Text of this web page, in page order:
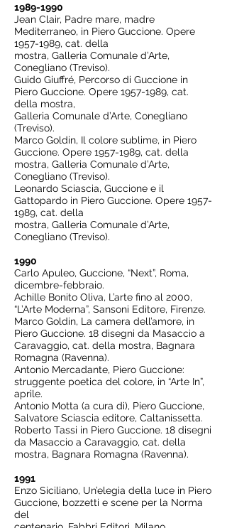
1989-1990
Jean Clair, Padre mare, madre
Mediterraneo, in Piero Guccione. Opere
1957-1989, cat. della
mostra, Galleria Comunale d’Arte,
Conegliano (Treviso).
Guido Giuffré, Percorso di Guccione in
Piero Guccione. Opere 1957-1989, cat.
della mostra,
Galleria Comunale d’Arte, Conegliano
(Treviso).
Marco Goldin, Il colore sublime, in Piero
Guccione. Opere 1957-1989, cat. della
mostra, Galleria Comunale d’Arte,
Conegliano (Treviso).
Leonardo Sciascia, Guccione e il
Gattopardo in Piero Guccione. Opere 1957-
1989, cat. della
mostra, Galleria Comunale d’Arte,
Conegliano (Treviso).
1990
Carlo Apuleo, Guccione, “Next”, Roma,
dicembre-febbraio.
Achille Bonito Oliva, L’arte fino al 2000,
“L’Arte Moderna”, Sansoni Editore, Firenze.
Marco Goldin, La camera dell’amore, in
Piero Guccione. 18 disegni da Masaccio a
Caravaggio, cat. della mostra, Bagnara
Romagna (Ravenna).
Antonio Mercadante, Piero Guccione:
struggente poetica del colore, in “Arte In”,
aprile.
Antonio Motta (a cura di), Piero Guccione,
Salvatore Sciascia editore, Caltanissetta.
Roberto Tassi in Piero Guccione. 18 disegni
da Masaccio a Caravaggio, cat. della
mostra, Bagnara Romagna (Ravenna).
1991
Enzo Siciliano, Un’elegia della luce in Piero
Guccione, bozzetti e scene per la Norma
del